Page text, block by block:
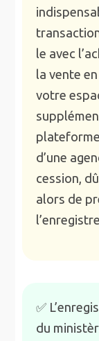
le avec
la vente
votre
d’une
cession,
alors de
✅
du